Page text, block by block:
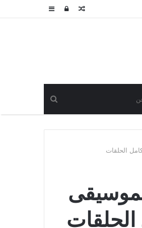
عمودتسجيلمقال